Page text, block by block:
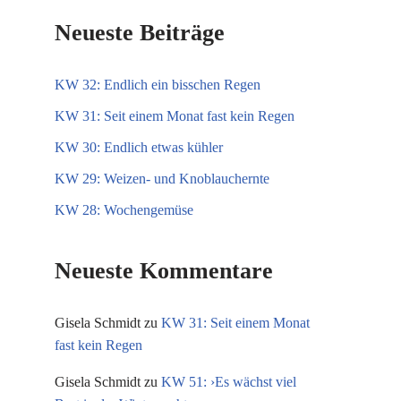
Neueste Beiträge
KW 32: Endlich ein bisschen Regen
KW 31: Seit einem Monat fast kein Regen
KW 30: Endlich etwas kühler
KW 29: Weizen- und Knoblauchernte
KW 28: Wochengemüse
Neueste Kommentare
Gisela Schmidt zu KW 31: Seit einem Monat
fast kein Regen
Gisela Schmidt zu KW 51: ›Es wächst viel